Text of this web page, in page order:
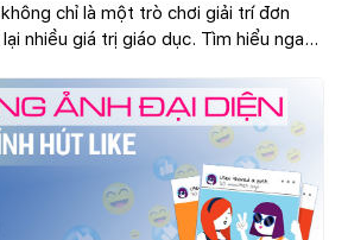
chỉ là một trò chơi giải trí đơn
nhiều giá trị giáo dục. Tìm hiểu ngay